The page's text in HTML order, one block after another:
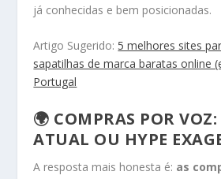
já conhecidas e bem posicionadas.
Artigo Sugerido: 5 melhores sites
sapatilhas de marca baratas online
Portugal
🌍 COMPRAS POR
ATUAL OU HYPE
A resposta mais honesta é: as